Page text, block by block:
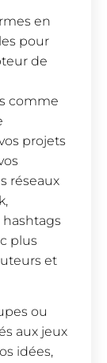
en
pour
de
comme
projets
réseaux
hashtags
plus
et
ou
aux jeux
idées,